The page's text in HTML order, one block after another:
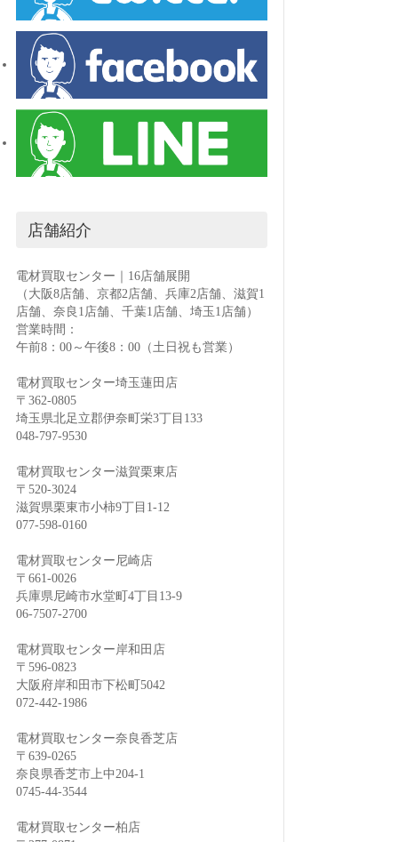
店舗紹介
電材買取センター｜16店舗展開
（大阪8店舗、京都2店舗、兵庫2店舗、滋賀1
店舗、奈良1店舗、千葉1店舗、埼玉1店舗）
営業時間：
午前8：00～午後8：00（土日祝も営業）
電材買取センター埼玉蓮田店
〒362-0805
埼玉県北足立郡伊奈町栄3丁目133
048-797-9530
電材買取センター滋賀栗東店
〒520-3024
滋賀県栗東市小柿9丁目1-12
077-598-0160
電材買取センター尼崎店
〒661-0026
兵庫県尼崎市水堂町4丁目13-9
06-7507-2700
電材買取センター岸和田店
〒596-0823
大阪府岸和田市下松町5042
072-442-1986
電材買取センター奈良香芝店
〒639-0265
奈良県香芝市上中204-1
0745-44-3544
電材買取センター柏店